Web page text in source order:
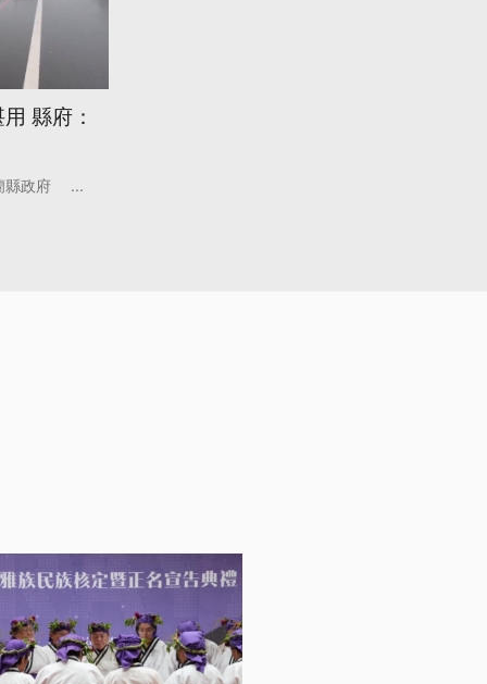
縣府：
縣政府 ...